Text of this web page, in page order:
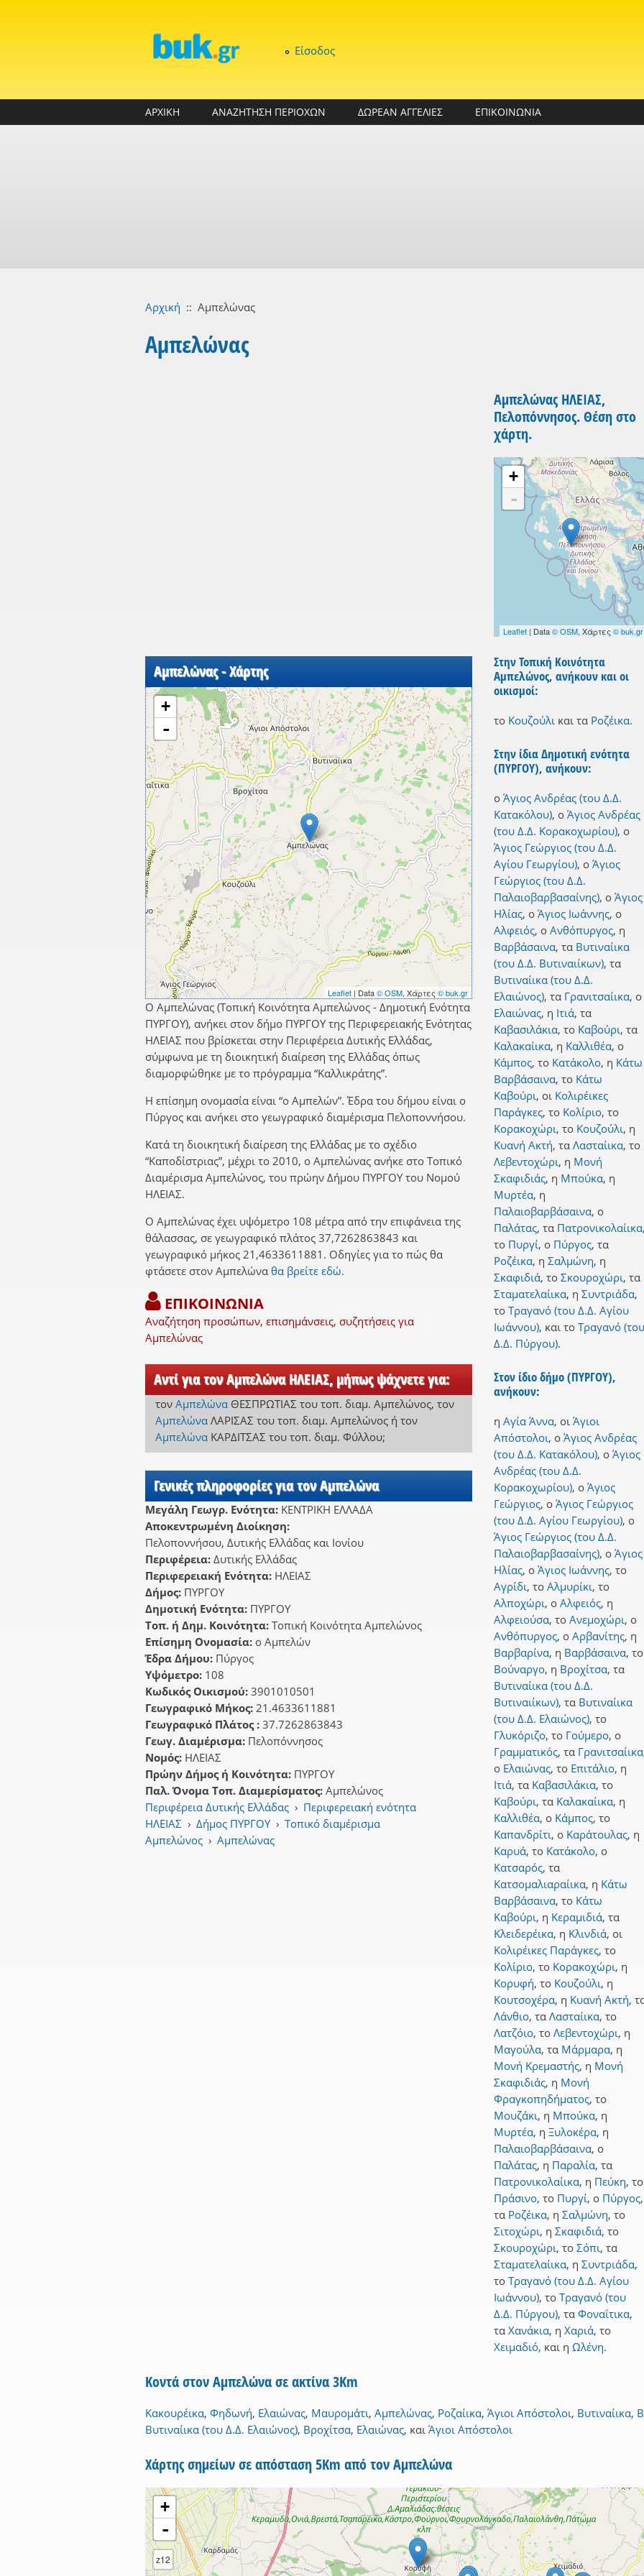
Είσοδος
ΑΡΧΙΚΗ ΑΝΑΖΗΤΗΣΗ ΠΕΡΙΟΧΩΝ ΔΩΡΕΑΝ ΑΓΓΕΛΙΕΣ ΕΠΙΚΟΙΝΩΝΙΑ
Αρχική :: Αμπελώνας
Αμπελώνας
Αμπελώνας - Χάρτης
+
-
Leaflet| Data© OSM, Χάρτες © buk.gr
Ο Αμπελώνας (Τοπική Κοινότητα Αμπελώνος - Δημοτική Ενότητα
ΠΥΡΓΟΥ), ανήκει στον δήμο ΠΥΡΓΟΥ της Περιφερειακής Ενότητας
ΗΛΕΙΑΣ που βρίσκεται στην Περιφέρεια Δυτικής Ελλάδας,
σύμφωνα με τη διοικητική διαίρεση της Ελλάδας όπως
διαμορφώθηκε με το πρόγραμμα “Καλλικράτης”.
Η επίσημη ονομασία είναι “ο Αμπελών”. Έδρα του δήμου είναι ο
Πύργος και ανήκει στο γεωγραφικό διαμέρισμα Πελοποννήσου.
Κατά τη διοικητική διαίρεση της Ελλάδας με το σχέδιο
“Καποδίστριας”, μέχρι το 2010, ο Αμπελώνας ανήκε στο Τοπικό
Διαμέρισμα Αμπελώνος, του πρώην Δήμου ΠΥΡΓΟΥ του Νομού
ΗΛΕΙΑΣ.
Ο Αμπελώνας έχει υψόμετρο 108 μέτρα από την επιφάνεια της
θάλασσας, σε γεωγραφικό πλάτος 37,7262863843 και
γεωγραφικό μήκος 21,4633611881. Οδηγίες για το πώς θα
φτάσετε στον Αμπελώνα θα βρείτε εδώ.
ΕΠΙΚΟΙΝΩΝΙΑ
Αναζήτηση προσώπων, επισημάνσεις, συζητήσεις για
Αμπελώνας
Αντί για τον Αμπελώνα ΗΛΕΙΑΣ, μήπως ψάχνετε για:
τον Αμπελώνα ΘΕΣΠΡΩΤΙΑΣ του τοπ. διαμ. Αμπελώνος, τον
Αμπελώνα ΛΑΡΙΣΑΣ του τοπ. διαμ. Αμπελώνοςή τον
Αμπελώνα ΚΑΡΔΙΤΣΑΣ του τοπ. διαμ. Φύλλου;
Γενικές πληροφορίες για τον Αμπελώνα
Μεγάλη Γεωγρ. Ενότητα: ΚΕΝΤΡΙΚΗ ΕΛΛΑΔΑ
Αποκεντρωμένη Διοίκηση:
Πελοποννήσου, Δυτικής Ελλάδας και Ιονίου
Περιφέρεια: Δυτικής Ελλάδας
Περιφερειακή Ενότητα: ΗΛΕΙΑΣ
Δήμος: ΠΥΡΓΟΥ
Δημοτική Ενότητα: ΠΥΡΓΟΥ
Τοπ. ή Δημ. Κοινότητα: Τοπική Κοινότητα Αμπελώνος
Επίσημη Ονομασία: ο Αμπελών
Έδρα Δήμου: Πύργος
Υψόμετρο: 108
Κωδικός Οικισμού: 3901010501
Γεωγραφικό Μήκος: 21.4633611881
Γεωγραφικό Πλάτος : 37.7262863843
Γεωγ. Διαμέρισμα: Πελοπόννησος
Νομός: ΗΛΕΙΑΣ
Πρώην Δήμος ή Κοινότητα: ΠΥΡΓΟΥ
Παλ. Όνομα Τοπ. Διαμερίσματος: Αμπελώνος
Περιφέρεια Δυτικής Ελλάδας › Περιφερειακή ενότητα
ΗΛΕΙΑΣ › Δήμος ΠΥΡΓΟΥ › Τοπικό διαμέρισμα
Αμπελώνος › Αμπελώνας
Αμπελώνας ΗΛΕΙΑΣ,
Πελοπόννησος. Θέση στο
χάρτη.
+
-
Leaflet| Data© OSM, Χάρτες © buk.gr
Στην Τοπική Κοινότητα
Αμπελώνος, ανήκουν και οι
οικισμοί:
το Κουζούλι και τα Ροζέικα.
Στην ίδια Δημοτική ενότητα
(ΠΥΡΓΟΥ), ανήκουν:
ο Άγιος Ανδρέας (του Δ.Δ.
Κατακόλου), ο Άγιος Ανδρέας
(του Δ.Δ. Κορακοχωρίου), ο
Άγιος Γεώργιος (του Δ.Δ.
Αγίου Γεωργίου), ο Άγιος
Γεώργιος (του Δ.Δ.
Παλαιοβαρβασαίνης), ο Άγιος
Ηλίας, ο Άγιος Ιωάννης, ο
Αλφειός, ο Ανθόπυργος, η
Βαρβάσαινα, τα Βυτιναίικα
(του Δ.Δ. Βυτιναιίκων), τα
Βυτιναίικα (του Δ.Δ.
Ελαιώνος), τα Γρανιτσαίικα, ο
Ελαιώνας, η Ιτιά, τα
Καβασιλάκια, το Καβούρι, τα
Καλακαίικα, η Καλλιθέα, ο
Κάμπος, το Κατάκολο, η Κάτω
Βαρβάσαινα, το Κάτω
Καβούρι, οι Κολιρέικες
Παράγκες, το Κολίριο, το
Κορακοχώρι, το Κουζούλι, η
Κυανή Ακτή, τα Λασταίικα, το
Λεβεντοχώρι, η Μονή
Σκαφιδιάς, η Μπούκα, η
Μυρτέα, η
Παλαιοβαρβάσαινα, ο
Παλάτας, τα Πατρονικολαίικα
το Πυργί, ο Πύργος, τα
Ροζέικα, η Σαλμώνη, η
Σκαφιδιά, το Σκουροχώρι, τα
Σταματελαίικα, η Συντριάδα,
το Τραγανό (του Δ.Δ. Αγίου
Ιωάννου), και το Τραγανό (του
Δ.Δ. Πύργου).
Στον ίδιο δήμο (ΠΥΡΓΟΥ),
ανήκουν:
η Αγία Άννα, οι Άγιοι
Απόστολοι, ο Άγιος Ανδρέας
(του Δ.Δ. Κατακόλου), ο Άγιος
Ανδρέας (του Δ.Δ.
Κορακοχωρίου), ο Άγιος
Γεώργιος, ο Άγιος Γεώργιος
(του Δ.Δ. Αγίου Γεωργίου), ο
Άγιος Γεώργιος (του Δ.Δ.
Παλαιοβαρβασαίνης), ο Άγιος
Ηλίας, ο Άγιος Ιωάννης, το
Αγρίδι, το Αλμυρίκι, το
Αλποχώρι, ο Αλφειός, η
Αλφειούσα, το Ανεμοχώρι, ο
Ανθόπυργος, ο Αρβανίτης, η
Βαρβαρίνα, η Βαρβάσαινα, το
Βούναργο, η Βροχίτσα, τα
Βυτιναίικα (του Δ.Δ.
Βυτιναιίκων), τα Βυτιναίικα
(του Δ.Δ. Ελαιώνος), το
Γλυκόριζο, το Γούμερο, ο
Γραμματικός, τα Γρανιτσαίικα
ο Ελαιώνας, το Επιτάλιο, η
Ιτιά, τα Καβασιλάκια, το
Καβούρι, τα Καλακαίικα, η
Καλλιθέα, ο Κάμπος, το
Καπανδρίτι, ο Καράτουλας, η
Καρυά, το Κατάκολο, ο
Κατσαρός, τα
Κατσομαλιαραίικα, η Κάτω
Βαρβάσαινα, το Κάτω
Καβούρι, η Κεραμιδιά, τα
Κλειδερέικα, η Κλινδιά, οι
Κολιρέικες Παράγκες, το
Κολίριο, το Κορακοχώρι, η
Κορυφή, το Κουζούλι, η
Κουτσοχέρα, η Κυανή Ακτή,
Λάνθιο, τα Λασταίικα, το
Λατζόιο, το Λεβεντοχώρι, η
Μαγούλα, τα Μάρμαρα, η
Μονή Κρεμαστής, η Μονή
Σκαφιδιάς, η Μονή
Φραγκοπηδήματος, το
Μουζάκι, η Μπούκα, η
Μυρτέα, η Ξυλοκέρα, η
Παλαιοβαρβάσαινα, ο
Παλάτας, η Παραλία, τα
Πατρονικολαίικα, η Πεύκη, το
Πράσινο, το Πυργί, ο Πύργος,
τα Ροζέικα, η Σαλμώνη, το
Σιτοχώρι, η Σκαφιδιά, το
Σκουροχώρι, το Σόπι, τα
Σταματελαίικα, η Συντριάδα,
το Τραγανό (του Δ.Δ. Αγίου
Ιωάννου), το Τραγανό (του
Δ.Δ. Πύργου), τα Φοναΐτικα,
τα Χανάκια, η Χαριά, το
Χειμαδιό, και η Ωλένη.
Κοντά στον Αμπελώνα σε ακτίνα 3Km
Κακουρέικα, Φηδωνή, Ελαιώνας, Μαυρομάτι, Αμπελώνας, Ροζαίικα, Άγιοι Απόστολοι, Βυτιναίικα,
Βυτιναίικα (του Δ.Δ. Ελαιώνος), Βροχίτσα, Ελαιώνας, και Άγιοι Απόστολοι
Χάρτης σημείων σε απόσταση 5Km από τον Αμπελώνα
+
-
z12